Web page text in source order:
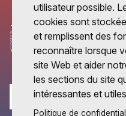
utilisateur possible.
cookies sont
et remplissent des
reconnaître lorsque
site Web et aider
les sections du site
intéressantes et
Politique de